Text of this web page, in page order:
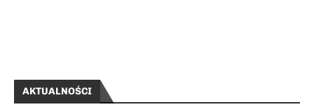
AKTUALNOŚCI